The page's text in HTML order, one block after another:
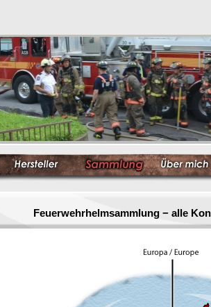
Feuerwehrhelmsammlung − alle